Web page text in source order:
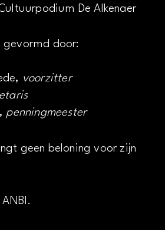
De Alkenaer
door:
voorzitter
penningmeester
geen beloning voor zijn